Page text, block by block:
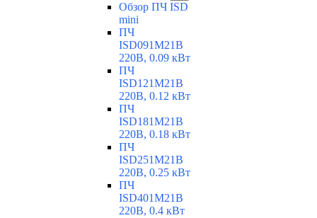
Обзор ПЧ ISD
mini
ПЧ
ISD091M21B
220В, 0.09 кВт
ПЧ
ISD121M21B
220В, 0.12 кВт
ПЧ
ISD181M21B
220В, 0.18 кВт
ПЧ
ISD251M21B
220В, 0.25 кВт
ПЧ
ISD401M21B
220В, 0.4 кВт